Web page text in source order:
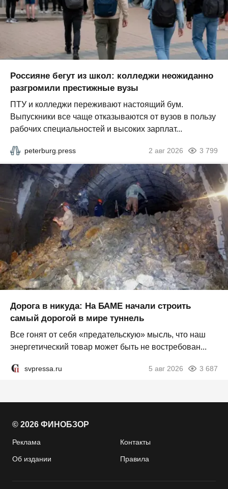
Россияне бегут из школ: колледжи неожиданно
разгромили престижные вузы
ПТУ и колледжи переживают настоящий бум.
Выпускники все чаще отказываются от вузов в пользу
рабочих специальностей и высоких зарплат...
peterburg.press 2 авг 2026 3 799
Дорога в никуда: На БАМЕ начали строить
самый дорогой в мире туннель
Все гонят от себя «предательскую» мысль, что наш
энергетический товар может быть не востребован...
svpressa.ru 5 авг 2026 3 687
© 2026 ФИНОБЗОР
Реклама Контакты
Об издании Правила